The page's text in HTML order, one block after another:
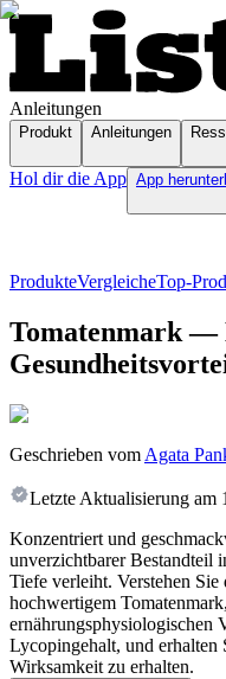
Anleitungen
Produkt Anleitungen
Hol dir die App App
ProdukteVergleicheTop-
Tomatenmark —
Geschrieben vom Agata
Letzte Aktualisierung am
Konzentriert und
unverzichtbarer Bestandteil
Tiefe verleiht. Verstehen
hochwertigem
ernährungsphysiologischen
Lycopingehalt, und erhalten
Wirksamkeit zu erhalten.